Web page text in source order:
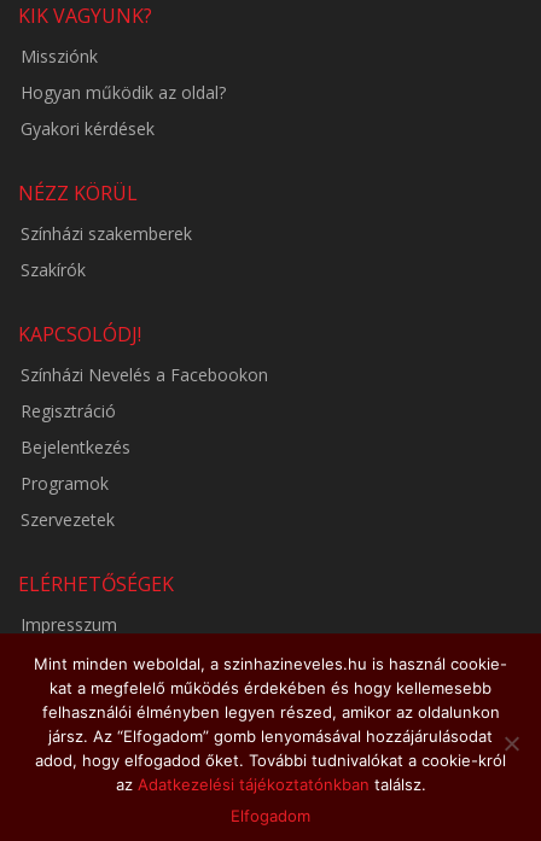
KIK VAGYUNK?
Missziónk
Hogyan működik az oldal?
Gyakori kérdések
NÉZZ KÖRÜL
Színházi szakemberek
Szakírók
KAPCSOLÓDJ!
Színházi Nevelés a Facebookon
Regisztráció
Bejelentkezés
Programok
Szervezetek
ELÉRHETŐSÉGEK
Impresszum
Adatkezelési tájékoztató
Médiaajánlat
© 2026 - szinhazineveles.hu
Mint minden weboldal, a szinhazineveles.hu is használ cookie-
kat a megfelelő működés érdekében és hogy kellemesebb
felhasználói élményben legyen részed, amikor az oldalunkon
jársz. Az “Elfogadom” gomb lenyomásával hozzájárulásodat
adod, hogy elfogadod őket. További tudnivalókat a cookie-król
az Adatkezelési tájékoztatónkban találsz.
Elfogadom